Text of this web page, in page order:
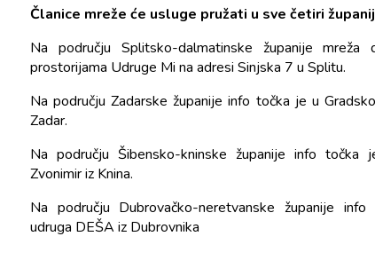
Članice mreže će usluge pružati u sve četiri
Na području Splitsko-dalmatinske županije mreža
prostorijama Udruge Mi na adresi Sinjska 7 u Splitu.
Na području Zadarske županije info točka je u
Zadar.
Na području Šibensko-kninske županije info točka
Zvonimir iz Knina.
Na području Dubrovačko-neretvanske županije
udruga DEŠA iz Dubrovnika